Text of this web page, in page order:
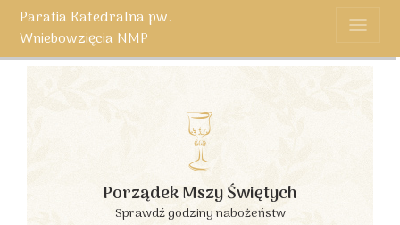
Parafia Katedralna pw.
Wniebowzięcia NMP
Porządek Mszy Świętych
Sprawdź godziny nabożeństw